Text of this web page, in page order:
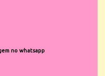
no whatsapp